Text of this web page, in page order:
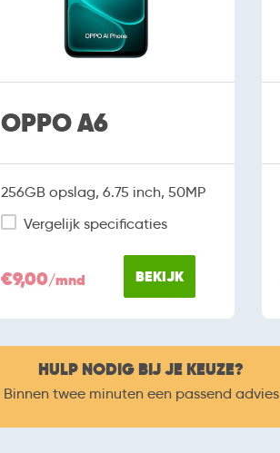
OPPO A6
256GB opslag, 6.75 inch, 50MP
Vergelijk specificaties
€9,00/mnd BEKIJK
HULP NODIG BIJ JE KEUZE?
Binnen twee minuten een passend advies